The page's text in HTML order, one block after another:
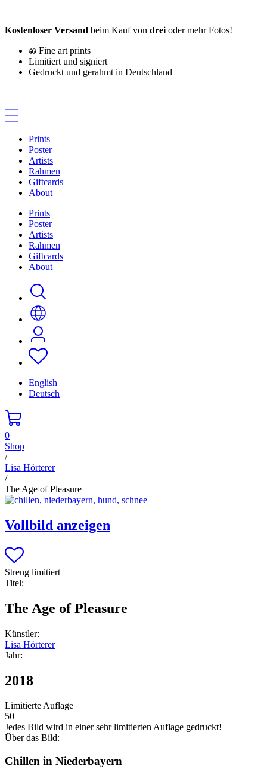
springen
Kostenloser Versand beim Kauf von drei oder mehr Fotos!
Fine art prints
Limitiert und signiert
Gedruckt und gerahmt in Deutschland
Prints
Poster
Artists
Rahmen
Giftcards
About
Prints
Poster
Artists
Rahmen
Giftcards
About
English
Deutsch
0
Shop
/
Lisa Hörterer
/
The Age of Pleasure
Vollbild anzeigen
Streng limitiert
Titel:
The Age of Pleasure
Künstler:
Lisa Hörterer
Jahr:
2018
Limitierte Auflage
50
Jedes Bild wird in einer sehr limitierten Auflage gedruckt!
Über das Bild:
Chillen in Niederbayern